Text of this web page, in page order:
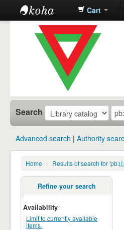
中化中学图
书馆馆藏目
Cart
Search
Advanced search Authority
Home › Results of search for 'pb:
Refine your search
Availability
Limit to currently available
items.